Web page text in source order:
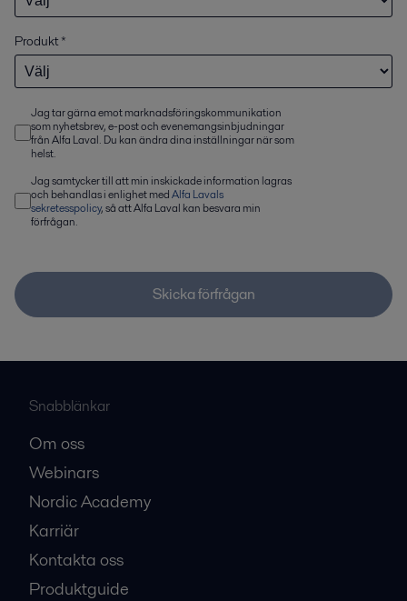
Produkt*
Jag tar gärna emot marknadsföringskommunikation
som nyhetsbrev, e-post och evenemangsinbjudningar
från Alfa Laval. Du kan ändra dina inställningar när som
helst.
Jag samtycker till att min inskickade information lagras
och behandlas i enlighet medAlfa Lavals
sekretesspolicy, så att Alfa Laval kan besvara min
förfrågan.
Skicka förfrågan
Snabblänkar
Om oss
Webinars
Nordic Academy
Karriär
Kontakta oss
Produktguide